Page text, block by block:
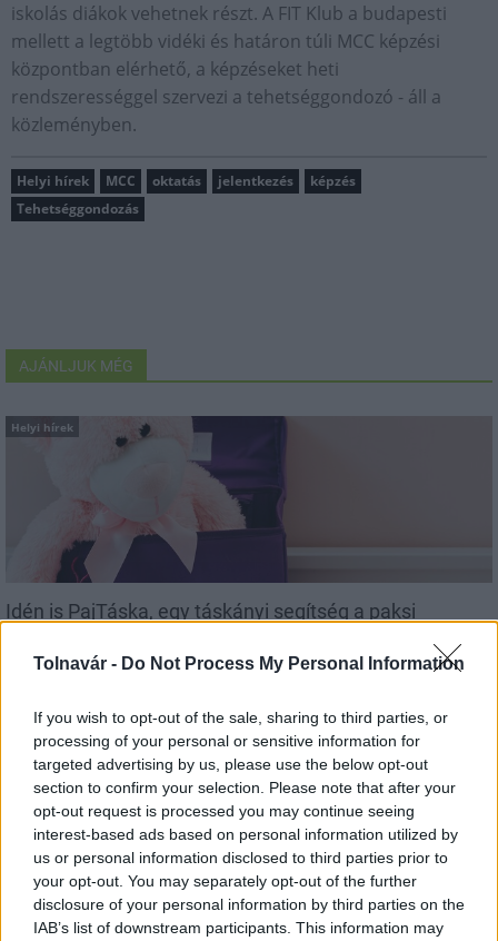
Tolnavár - Do Not Process My Personal Information
If you wish to opt-out of the sale, sharing to third parties, or
processing of your personal or sensitive information for
targeted advertising by us, please use the below opt-out
section to confirm your selection. Please note that after your
opt-out request is processed you may continue seeing
interest-based ads based on personal information utilized by
us or personal information disclosed to third parties prior to
your opt-out. You may separately opt-out of the further
disclosure of your personal information by third parties on the
IAB’s list of downstream participants. This information may
iskolás diákok vehetnek részt. A FIT Klub a budapesti
mellett a legtöbb vidéki és határon túli MCC képzési
központban elérhető, a képzéseket heti
rendszerességgel szervezi a tehetséggondozó - áll a
közleményben.
Helyi hírek MCC oktatás jelentkezés
képzés
Tehetséggondozás
AJÁNLJUK MÉG
Helyi hírek
Idén is PajTáska, egy táskányi segítség a paksi
Országos hírek